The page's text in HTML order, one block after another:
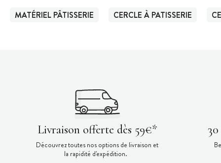
MATÉRIEL PÂTISSERIE CERCLE À PATISSERIE
Livraison offerte dès 59€*
Découvrez toutes nos options de livraison et
la rapidité d'expédition.